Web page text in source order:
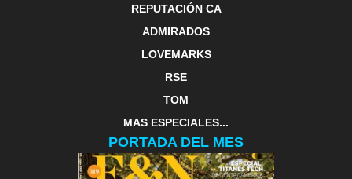
REPUTACIÓN CA
ADMIRADOS
LOVEMARKS
RSE
TOM
MAS ESPECIALES...
PORTADA DEL MES